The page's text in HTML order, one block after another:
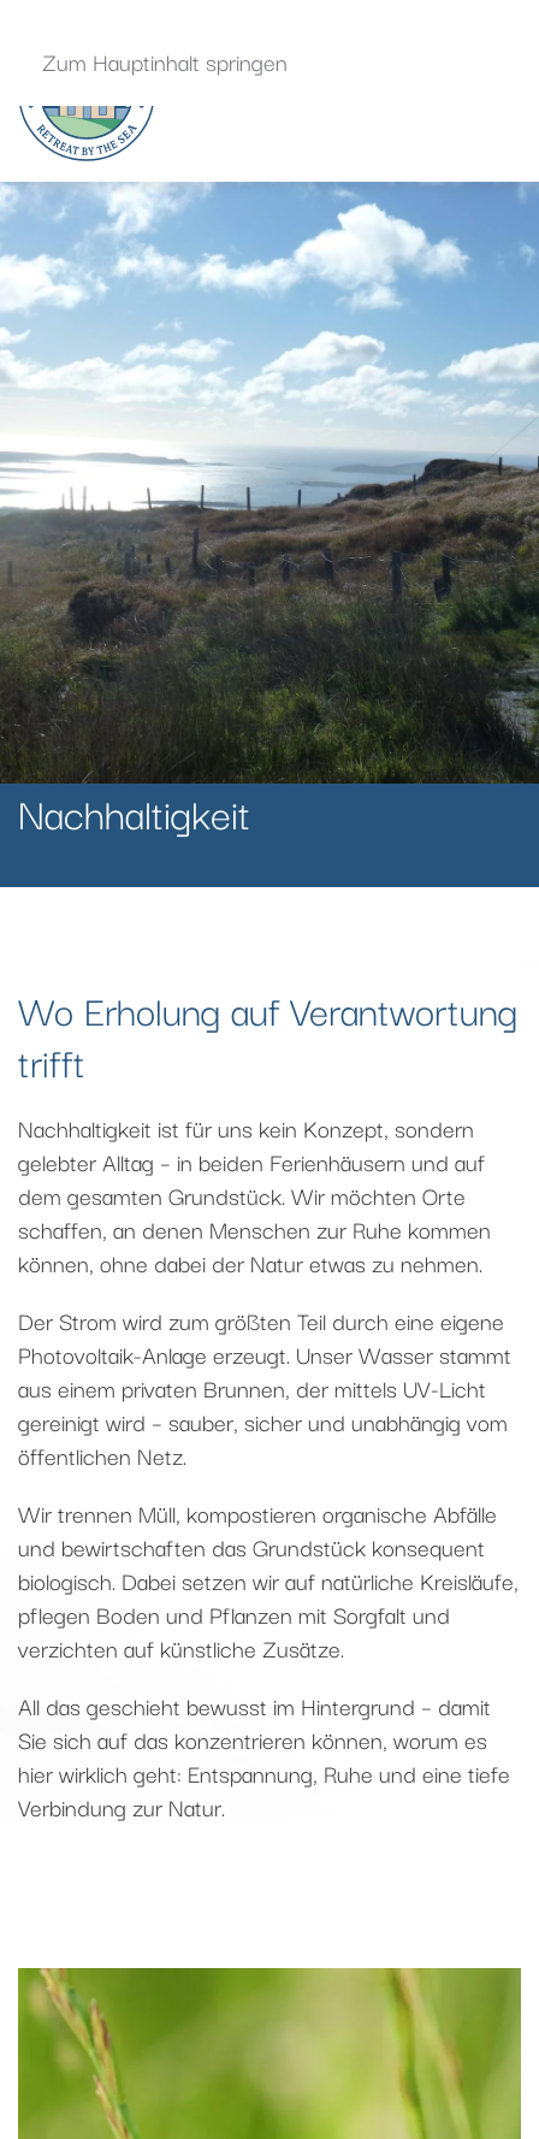
Zum Hauptinhalt springen
Nachhaltigkeit
Wo Erholung auf Verantwortung
trifft
Nachhaltigkeit ist für uns kein Konzept, sondern
gelebter Alltag – in beiden Ferienhäusern und auf
dem gesamten Grundstück. Wir möchten Orte
schaffen, an denen Menschen zur Ruhe kommen
können, ohne dabei der Natur etwas zu nehmen.
Der Strom wird zum größten Teil durch eine eigene
Photovoltaik-Anlage erzeugt. Unser Wasser stammt
aus einem privaten Brunnen, der mittels UV-Licht
gereinigt wird – sauber, sicher und unabhängig vom
öffentlichen Netz.
Wir trennen Müll, kompostieren organische Abfälle
und bewirtschaften das Grundstück konsequent
biologisch. Dabei setzen wir auf natürliche Kreisläufe,
pflegen Boden und Pflanzen mit Sorgfalt und
verzichten auf künstliche Zusätze.
All das geschieht bewusst im Hintergrund – damit
Sie sich auf das konzentrieren können, worum es
hier wirklich geht: Entspannung, Ruhe und eine tiefe
Verbindung zur Natur.